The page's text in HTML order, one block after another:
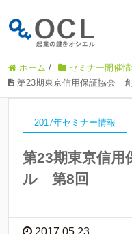
ホーム / セミナー開催
第23期東京信用保証協会
2017年セミナー情報
第23期東京信
ル 第8回
2017.05.23